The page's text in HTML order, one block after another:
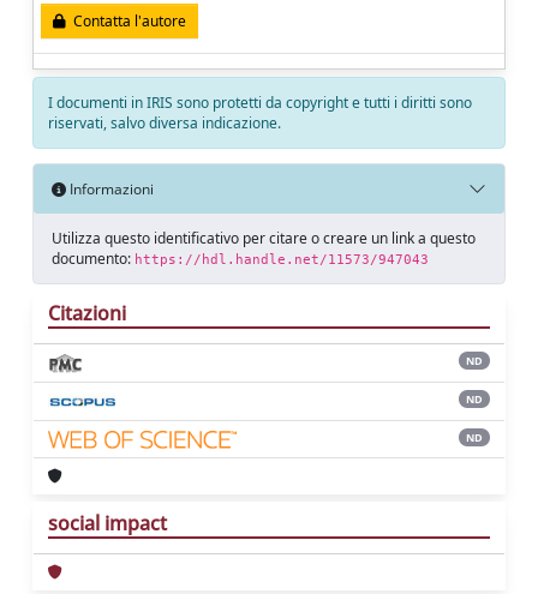
Contatta l'autore
I documenti in IRIS sono protetti da copyright e tutti i diritti sono
riservati, salvo diversa indicazione.
Informazioni
Utilizza questo identificativo per citare o creare un link a questo
documento: https://hdl.handle.net/11573/947043
Citazioni
ND
ND
ND
social impact